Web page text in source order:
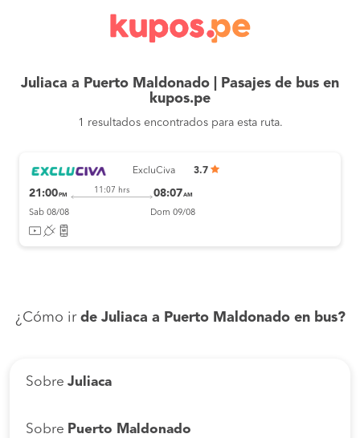
Juliaca a Puerto Maldonado | Pasajes de bus en
kupos.pe
1 resultados encontrados para esta ruta.
ExcluCiva 3.7
21:00 PM
11:07 hrs 08:07AM
Sab 08/08 Dom 09/08
¿Cómo ir de Juliaca a Puerto Maldonado en bus?
Sobre Juliaca
Sobre Puerto Maldonado